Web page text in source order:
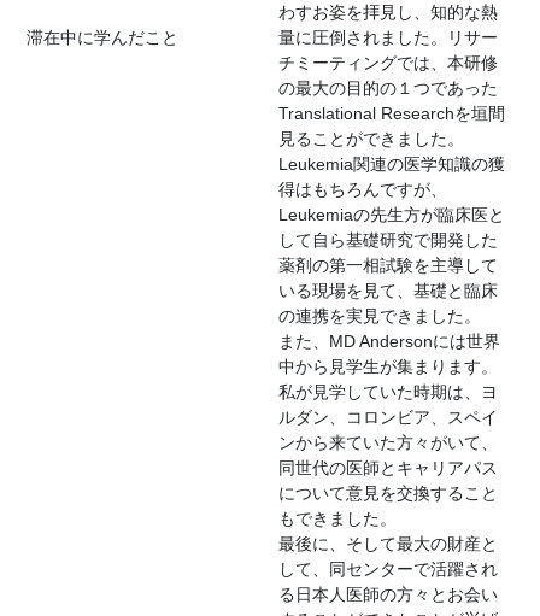
滞在中に学んだこと
わすお姿を拝見し、知的な熱
量に圧倒されました。リサー
チミーティングでは、本研修
の最大の目的の１つであった
Translational Researchを垣間
見ることができました。
Leukemia関連の医学知識の獲
得はもちろんですが、
Leukemiaの先生方が臨床医と
して自ら基礎研究で開発した
薬剤の第一相試験を主導して
いる現場を見て、基礎と臨床
の連携を実見できました。
また、MD Andersonには世界
中から見学生が集まります。
私が見学していた時期は、ヨ
ルダン、コロンビア、スペイ
ンから来ていた方々がいて、
同世代の医師とキャリアパス
について意見を交換すること
もできました。
最後に、そして最大の財産と
して、同センターで活躍され
る日本人医師の方々とお会い